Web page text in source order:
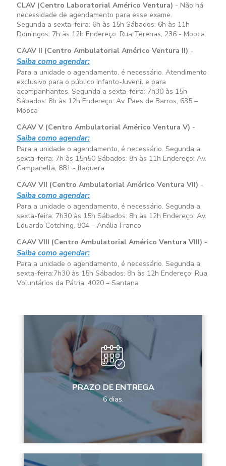
CLAV (Centro Laboratorial Américo Ventura) - Não há
necessidade de agendamento para esse exame.
Segunda a sexta-feira: 6h às 15h Sábados: 6h às 11h
Domingos: 7h às 12h Endereço: Rua Terenas, 236 - Mooca
CAAV II (Centro Ambulatorial Américo Ventura II) -
Saiba como agendar:
Para a unidade o agendamento, é necessário. Atendimento
exclusivo para o público Infanto-Juvenil e para
acompanhantes. Segunda a sexta-feira: 7h30 às 15h
Sábados: 8h às 12h Endereço: Av. Paes de Barros, 635 –
Mooca
CAAV V (Centro Ambulatorial Américo Ventura V) -
Saiba como agendar:
Para a unidade o agendamento, é necessário. Segunda a
sexta-feira: 7h às 15h50 Sábados: 8h às 11h Endereço: Av.
Campanella, 881 - Itaquera
CAAV VII (Centro Ambulatorial Américo Ventura VII) -
Saiba como agendar:
Para a unidade o agendamento, é necessário. Segunda a
sexta-feira: 7h30 às 15h Sábados: 8h às 12h Endereço: Av.
Eduardo Cotching, 804 – Anália Franco
CAAV VIII (Centro Ambulatorial Américo Ventura VIII) -
Saiba como agendar:
Para a unidade o agendamento, é necessário. Segunda a
sexta-feira:7h30 às 15h Sábados: 8h às 12h Endereço: Rua
Voluntários da Pátria, 4020 – Santana
PRAZO DE ENTREGA
6 dias.